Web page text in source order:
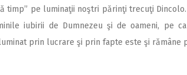
timp” pe luminaţii noştri părinţi trecuţi
iubirii de Dumnezeu şi de oameni, pe
prin lucrare şi prin fapte este şi rămâne